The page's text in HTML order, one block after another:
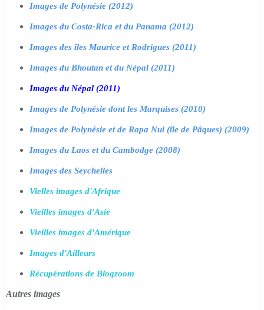
Images de Polynésie (2012)
Images du Costa-Rica et du Panama (2012)
Images des îles Maurice et Rodrigues (2011)
Images du Bhoutan et du Népal (2011)
Images du Népal (2011)
Images de Polynésie dont les Marquises (2010)
Images de Polynésie et de Rapa Nui (île de Pâques) (2009)
Images du Laos et du Cambodge (2008)
Images des Seychelles
Vielles images d'Afrique
Vieilles images d'Asie
Vieilles images d'Amérique
Images d'Ailleurs
Récupérations de Blogzoom
Autres images